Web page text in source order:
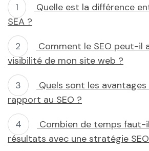
Quelle est la différence
SEA ?
Comment le SEO peut-il
visibilité de mon site web ?
Quels sont les avantages
rapport au SEO ?
Combien de temps faut-
résultats avec une stratégie